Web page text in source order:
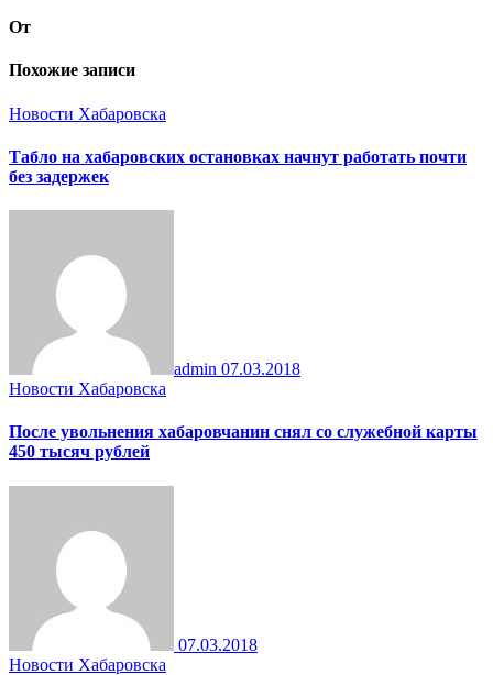
От
Похожие записи
Новости Хабаровска
Табло на хабаровских остановках начнут работать почти
без задержек
admin 07.03.2018
Новости Хабаровска
После увольнения хабаровчанин снял со служебной карты
450 тысяч рублей
07.03.2018
Новости Хабаровска